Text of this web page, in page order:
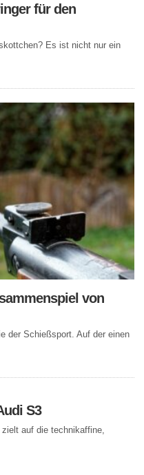
für den
Es ist nicht nur ein
von
der Schießsport. Auf der einen
S3
auf die technikaffine,